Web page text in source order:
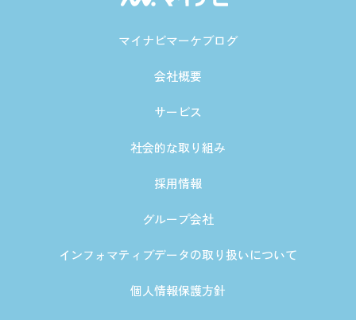
マイナビマーケブログ
会社概要
サービス
社会的な取り組み
採用情報
グループ会社
インフォマティブデータの取り扱いについて
個人情報保護方針